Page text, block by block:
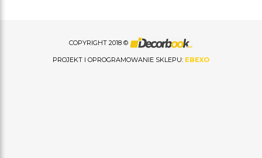
COPYRIGHT 2018 ©
PROJEKT I OPROGRAMOWANIE SKLEPU: EBEXO